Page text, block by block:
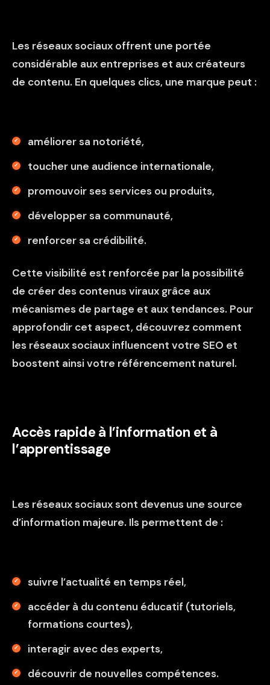
Les réseaux sociaux offrent une portée
considérable aux entreprises et aux créateurs
de contenu. En quelques clics, une marque peut :
améliorer sa notoriété,
toucher une audience internationale,
promouvoir ses services ou produits,
développer sa communauté,
renforcer sa crédibilité.
Cette visibilité est renforcée par la possibilité
de créer des contenus viraux grâce aux
mécanismes de partage et aux tendances. Pour
approfondir cet aspect, découvrez comment
les réseaux sociaux influencent votre SEO et
boostent ainsi votre référencement naturel.
Accès rapide à l’information et à
l’apprentissage
Les réseaux sociaux sont devenus une source
d’information majeure. Ils permettent de :
suivre l’actualité en temps réel,
accéder à du contenu éducatif (tutoriels,
formations courtes),
interagir avec des experts,
découvrir de nouvelles compétences.